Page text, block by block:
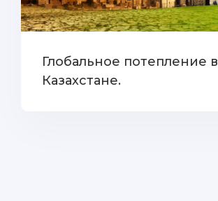
Глобальное потепление в
Казахстане.